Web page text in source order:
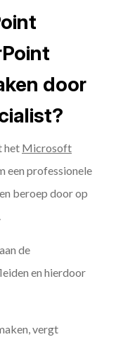
door
het Microsoft
een professionele
beroep door op
.
de
en hierdoor
vergt